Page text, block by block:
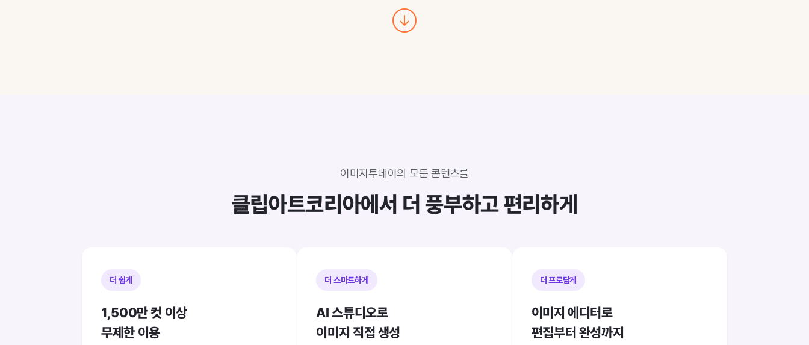
이미지투데이의 모든 콘텐츠를
클립아트코리아에서 더 풍부하고 편리하게
더 쉽게
1,500만 컷 이상
무제한 이용
더 스마트하게
AI 스튜디오로
이미지 직접 생성
더 프로답게
이미지 에디터로
편집부터 완성까지